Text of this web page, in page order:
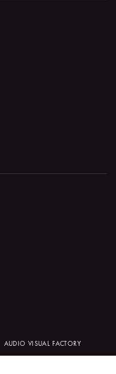
AUDIO VISUAL FACTORY